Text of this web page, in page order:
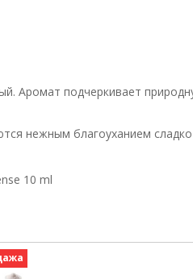
Аромат подчеркивает
нежным благоуханием
10 ml